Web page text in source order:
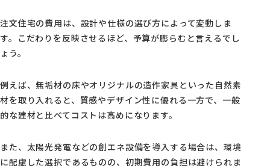
注文住宅の費用は、設計や仕様の選び方によって変動しま
す。こだわりを反映させるほど、予算が膨らむと言えるでし
ょう。
例えば、無垢材の床やオリジナルの造作家具といった自然素
材を取り入れると、質感やデザイン性に優れる一方で、一般
的な建材と比べてコストは高めになります。
また、太陽光発電などの創エネ設備を導入する場合は、環境
に配慮した選択であるものの、初期費用の負担は避けられま